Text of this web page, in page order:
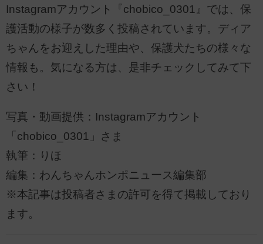
Instagramアカウント『chobico_0301』では、保
護活動の様子が数多く投稿されています。ディア
ちゃんをお迎えした理由や、保護犬たちの様々な
情報も。気になる方は、是非チェックしてみて下
さい！
写真・動画提供：Instagramアカウント
「chobico_0301」さま
執筆：りほ
編集：わんちゃんホンポニュース編集部
※本記事は投稿者さまの許可を得て掲載しており
ます。